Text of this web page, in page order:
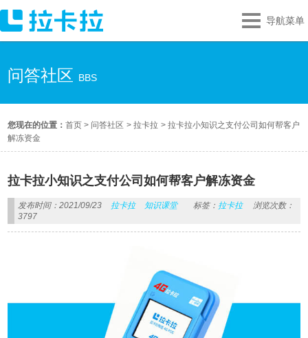
导航菜单
问答社区 BBS
您现在的位置：首页 > 问答社区 >拉卡拉 >拉卡拉小知识之支付公司如何帮客户
解冻资金
拉卡拉小知识之支付公司如何帮客户解冻资金
发布时间：2021/09/23 拉卡拉 知识课堂 标签： 拉卡拉
浏览次数：
3797